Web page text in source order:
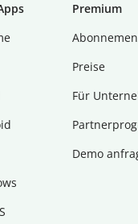
Premium
Preise
Für
Demo